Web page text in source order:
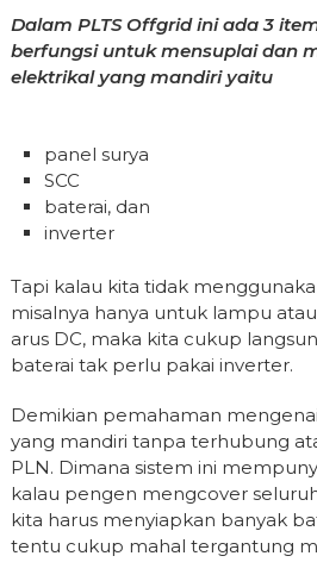
Dalam PLTS Offgrid ini ada 3
berfungsi untuk mensuplai dan
elektrikal yang mandiri yaitu
panel surya
SCC
baterai, dan
inverter
Tapi kalau kita tidak
misalnya hanya untuk lampu
arus DC, maka kita cukup
baterai tak perlu pakai inverter.
Demikian pemahaman
yang mandiri tanpa terhubung
PLN. Dimana sistem ini
kalau pengen mengcover
kita harus menyiapkan banyak
tentu cukup mahal tergantung